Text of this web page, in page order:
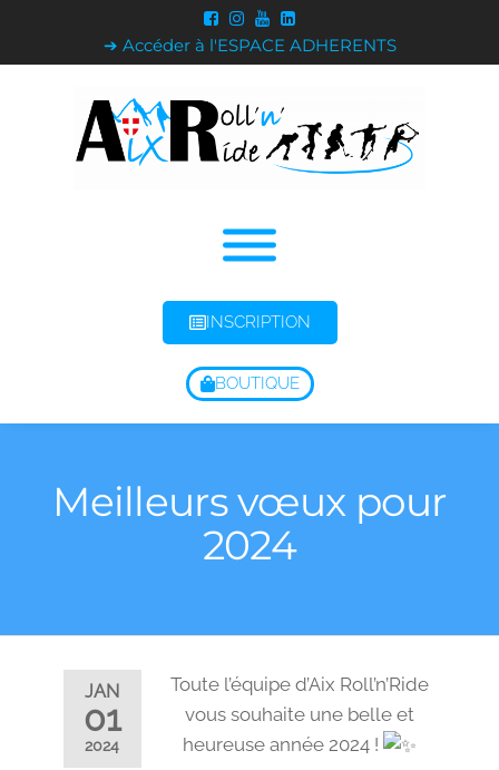
➔ Accéder à l'ESPACE ADHERENTS
INSCRIPTION
BOUTIQUE
Meilleurs vœux pour
2024
JAN
01
2024
Toute l’équipe d’Aix Roll’n’Ride
vous souhaite une belle et
heureuse année 2024 !